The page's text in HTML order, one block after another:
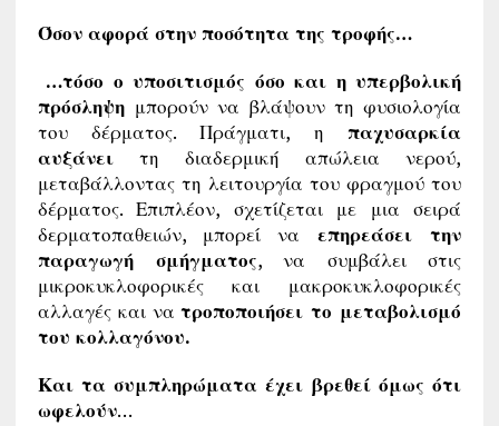
Όσον αφορά στην ποσότητα της τροφής…
…τόσο ο υποσιτισμός όσο και η υπερβολική
πρόσληψη μπορούν να βλάψουν τη φυσιολογία
του δέρματος. Πράγματι, ηπαχυσαρκία
αυξάνειτη διαδερμική απώλεια νερού,
μεταβάλλοντας τη λειτουργία του φραγμού του
δέρματος. Επιπλέον, σχετίζεται με μια σειρά
δερματοπαθειών, μπορεί να επηρεάσει την
παραγωγή σμήγματος, να συμβάλει στις
μικροκυκλοφορικές και μακροκυκλοφορικές
αλλαγές και νατροποποιήσει το μεταβολισμό
του κολλαγόνου.
Και τα συμπληρώματα έχει βρεθεί όμως ότι
ωφελούν…